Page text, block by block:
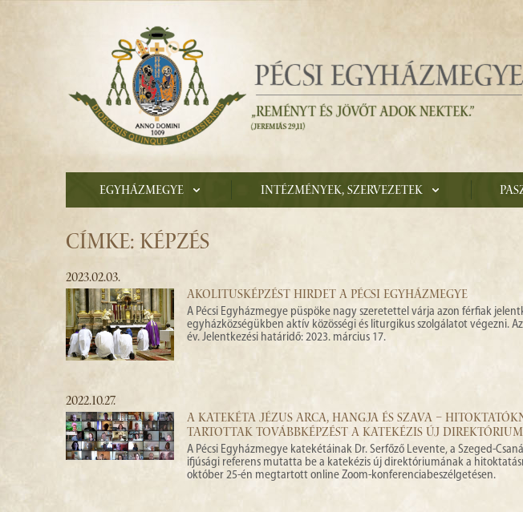
Egyházmegye Intézmények, szervezetek
CÍMKE: KÉPZÉS
2023.02.03.
AKOLITUSKÉPZÉST HIRDET A PÉCSI EGYHÁZMEGYE
A Pécsi Egyházmegye püspöke nagy szeretettel várja azon férfiak
egyházközségükben aktív közösségi és liturgikus szolgálatot végezni.
év. Jelentkezési határidő: 2023. március 17.
2022.10.27.
A KATEKÉTA JÉZUS ARCA, HANGJA ÉS SZAVA –
TARTOTTAK TOVÁBBKÉPZÉST A KATEKÉZIS ÚJ
A Pécsi Egyházmegye katekétáinak Dr. Serfőző Levente, a Szeged-
ifjúsági referens mutatta be a katekézis új direktóriumának a
október 25-én megtartott online Zoom-konferenciabeszélgetésen.